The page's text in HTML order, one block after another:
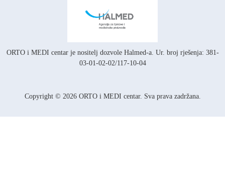
Copyright © 2026 ORTO i MEDI centar. Sva prava zadržana.
ORTO i MEDI centar je nositelj dozvole Halmed-a. Ur. broj rješenja: 381-
03-01-02-02/117-10-04